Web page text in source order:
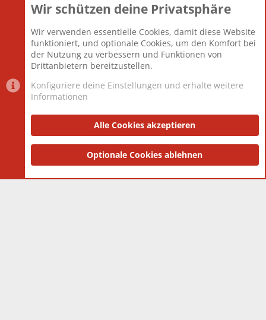
Themen
Mitglieder
12.425
Neuestes Mitglied
Toddster85
Datenschutzerklärung Impressum
Community platform by XenForo® © 2010-2025 XenForo Ltd.
and add-ons by ThemeHouse
Wir schützen deine Privatsphäre
Wir verwenden essentielle Cookies, damit diese Website
funktioniert, und optionale Cookies, um den Komfort bei
der Nutzung zu verbessern und Funktionen von
Drittanbietern bereitzustellen.
Konfiguriere deine Einstellungen und erhalte weitere
Informationen
Alle Cookies akzeptieren
Optionale Cookies ablehnen